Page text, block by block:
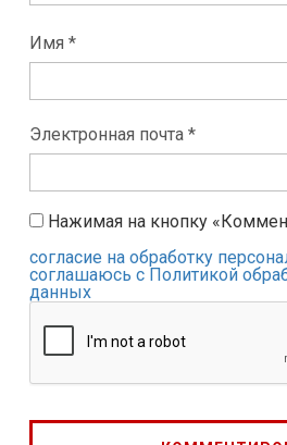
Имя *
Электронная почта *
Нажимая на кнопку
согласие на обработку
соглашаюсь с Политикой
данных